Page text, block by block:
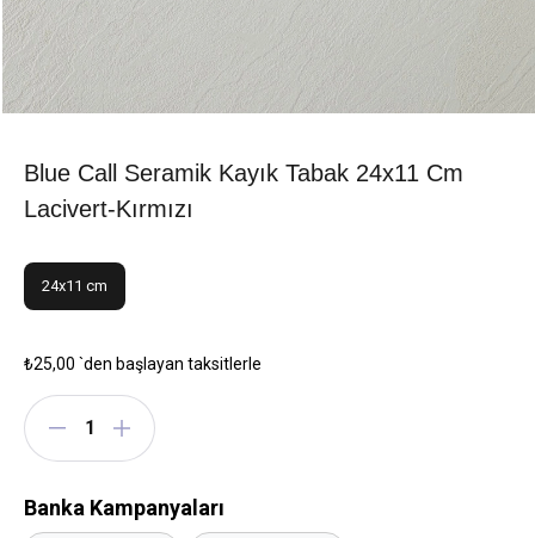
Blue Call Seramik Kayık Tabak 24x11 Cm
Lacivert-Kırmızı
24x11 cm
₺25,00 `den başlayan taksitlerle
Banka Kampanyaları